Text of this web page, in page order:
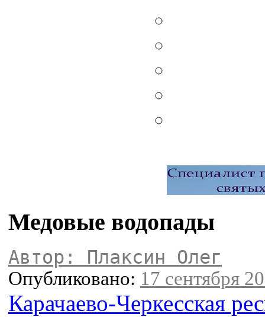
Медовые водопады
Автор: Плаксин Олег
Опубликовано: 17 сентября
Карачаево-Черкесская